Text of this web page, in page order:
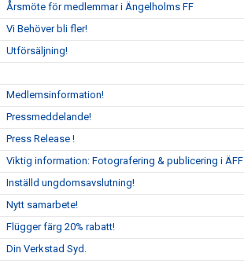
Årsmöte för medlemmar i Ängelholms FF
Vi Behöver bli fler!
Utförsäljning!
Medlemsinformation!
Pressmeddelande!
Press Release !
Viktig information: Fotografering & publicering i ÄFF
Inställd ungdomsavslutning!
Nytt samarbete!
Flügger färg 20% rabatt!
Din Verkstad Syd.